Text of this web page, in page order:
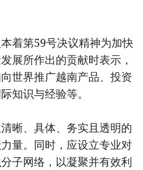
着第59号决议精神为加快
展所作出的贡献时表示，
世界推广越南产品、投资
知识与经验等。
晰、具体、务实且透明的
量。同时，应设立专业对
子网络，以凝聚并有效利